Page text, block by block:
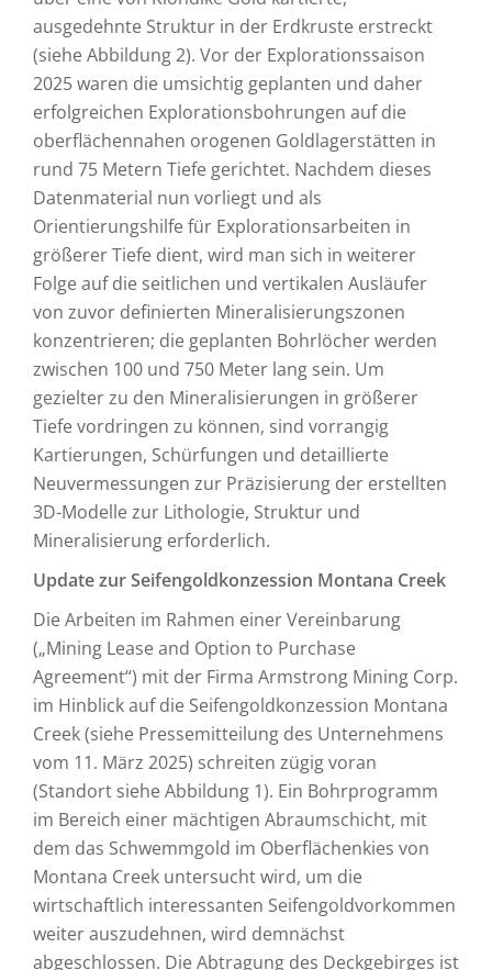
ausgedehnte Struktur in der Erdkruste erstreckt
(siehe Abbildung 2). Vor der Explorationssaison
2025 waren die umsichtig geplanten und daher
erfolgreichen Explorationsbohrungen auf die
oberflächennahen orogenen Goldlagerstätten in
rund 75 Metern Tiefe gerichtet. Nachdem dieses
Datenmaterial nun vorliegt und als
Orientierungshilfe für Explorationsarbeiten in
größerer Tiefe dient, wird man sich in weiterer
Folge auf die seitlichen und vertikalen Ausläufer
von zuvor definierten Mineralisierungszonen
konzentrieren; die geplanten Bohrlöcher werden
zwischen 100 und 750 Meter lang sein. Um
gezielter zu den Mineralisierungen in größerer
Tiefe vordringen zu können, sind vorrangig
Kartierungen, Schürfungen und detaillierte
Neuvermessungen zur Präzisierung der erstellten
3D-Modelle zur Lithologie, Struktur und
Mineralisierung erforderlich.
Update zur Seifengoldkonzession Montana Creek
Die Arbeiten im Rahmen einer Vereinbarung
(„Mining Lease and Option to Purchase
Agreement“) mit der Firma Armstrong Mining Corp.
im Hinblick auf die Seifengoldkonzession Montana
Creek (siehe Pressemitteilung des Unternehmens
vom 11. März 2025) schreiten zügig voran
(Standort siehe Abbildung 1). Ein Bohrprogramm
im Bereich einer mächtigen Abraumschicht, mit
dem das Schwemmgold im Oberflächenkies von
Montana Creek untersucht wird, um die
wirtschaftlich interessanten Seifengoldvorkommen
weiter auszudehnen, wird demnächst
abgeschlossen. Die Abtragung des Deckgebirges ist